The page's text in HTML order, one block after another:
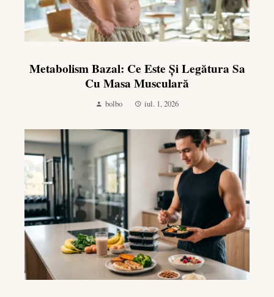
Metabolism Bazal: Ce Este Și Legătura Sa
Cu Masa Musculară
bolbo iul. 1, 2026